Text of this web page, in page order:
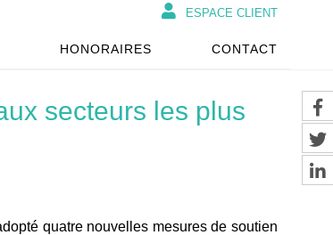
ESPACE CLIENT
HONORAIRES CONTACT
secteurs les plus
quatre nouvelles mesures de soutien